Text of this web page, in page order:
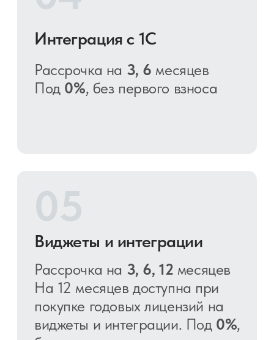
Чтобы оформить рассрочку, свяжитесь с нами
удобным для вас способом.
Как оформить рассрочку?